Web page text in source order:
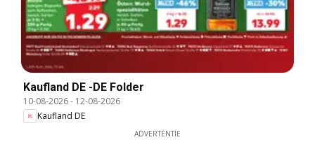
Kaufland DE -DE Folder
10-08-2026- 12-08-2026
Kaufland DE
ADVERTENTIE